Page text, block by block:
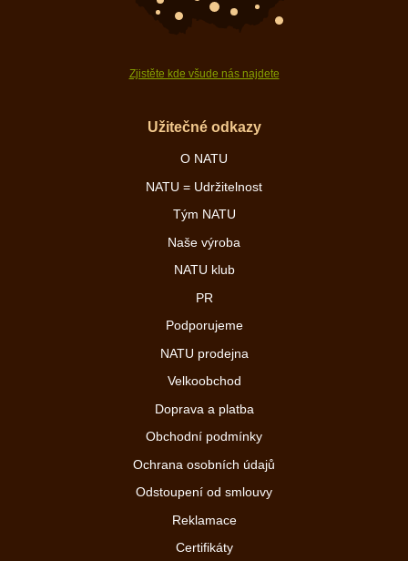
Zjistěte kde všude nás najdete
Užitečné odkazy
O NATU
NATU = Udržitelnost
Tým NATU
Naše výroba
NATU klub
PR
Podporujeme
NATU prodejna
Velkoobchod
Doprava a platba
Obchodní podmínky
Ochrana osobních údajů
Odstoupení od smlouvy
Reklamace
Certifikáty